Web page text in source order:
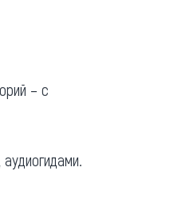
– с